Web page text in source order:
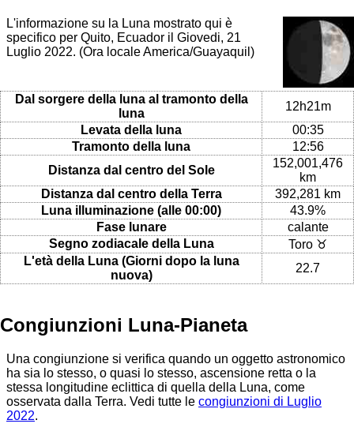
L'informazione su la Luna mostrato qui è
specifico per Quito, Ecuador il Giovedi, 21
Luglio 2022. (Ora locale America/Guayaquil)
Dal sorgere della luna al tramonto della
luna
12h21m
Levata della luna
00:35
Tramonto della luna
12:56
Distanza dal centro del Sole
152,001,476
km
Distanza dal centro della Terra
392,281 km
Luna illuminazione (alle 00:00)
43.9%
Fase lunare
calante
Segno zodiacale della Luna
Toro ♉
L'età della Luna (Giorni dopo la luna
nuova)
22.7
Congiunzioni Luna-Pianeta
Una congiunzione si verifica quando un oggetto astronomico
ha sia lo stesso, o quasi lo stesso, ascensione retta o la
stessa longitudine eclittica di quella della Luna, come
osservata dalla Terra. Vedi tutte le congiunzioni di Luglio
2022.